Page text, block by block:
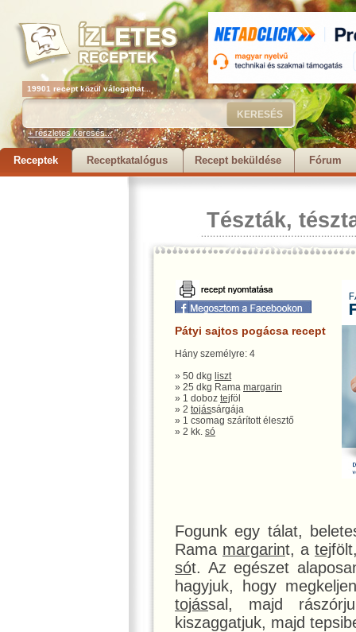
19901 recept közül válogathat...
+ részletes keresés...
Receptek Receptkatalógus Recept beküldése Fórum
Tészták,
Pátyi sajtos pogácsa recept
Hány személyre: 4
» 50 dkg liszt
» 25 dkg Rama margarin
» 1 doboz tejföl
» 2 tojássárgája
» 1 csomag szárított élesztő
» 2 kk. só
Fogunk egy tálat,
Rama margarint, a tej
sót. Az egészet
hagyjuk, hogy
tojással, majd
kiszaggatjuk, majd